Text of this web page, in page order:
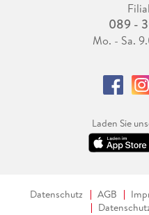
089 -
Mo. - Sa.
Laden Sie
Datenschutz AGB